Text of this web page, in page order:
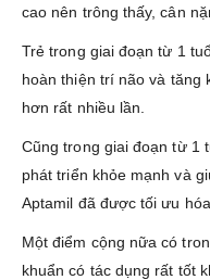
cao nên trông thấy, cân
Trẻ trong giai đoạn từ 1
hoàn thiện trí não và tăng
hơn rất nhiều lần.
Cũng trong giai đoạn từ 1
phát triển khỏe mạnh và
Aptamil đã được tối ưu
Một điểm cộng nữa có
khuẩn có tác dụng rất tốt